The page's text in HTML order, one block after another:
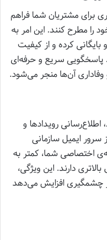
برای مشتریان شما فراهم
را مطرح کنند. این امر به
کرده و از کیفیت
پاسخگویی سریع و حرفه‌ای
آن‌ها منجر می‌شود.
رویدادها و
سرور ایمیل سازمانی
اختصاصی شما، کمتر به
دارند. این ویژگی،
چشمگیری افزایش می‌دهد